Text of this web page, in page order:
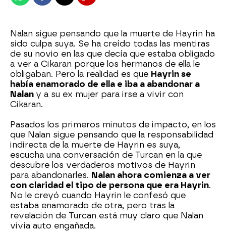
Nalan sigue pensando que la muerte de Hayrin ha
sido culpa suya. Se ha creído todas las mentiras
de su novio en las que decía que estaba obligado
a ver a Cikaran porque los hermanos de ella le
obligaban. Pero la realidad es que Hayrin se
había enamorado de ella e iba a abandonar a
Nalan y a su ex mujer para irse a vivir con
Cikaran.
Pasados los primeros minutos de impacto, en los
que Nalan sigue pensando que la responsabilidad
indirecta de la muerte de Hayrin es suya,
escucha una conversación de Turcan en la que
descubre los verdaderos motivos de Hayrin
para abandonarles. Nalan ahora comienza a ver
con claridad el tipo de persona que era Hayrin.
No le creyó cuando Hayrin le confesó que
estaba enamorado de otra, pero tras la
revelación de Turcan está muy claro que Nalan
vivía auto engañada.